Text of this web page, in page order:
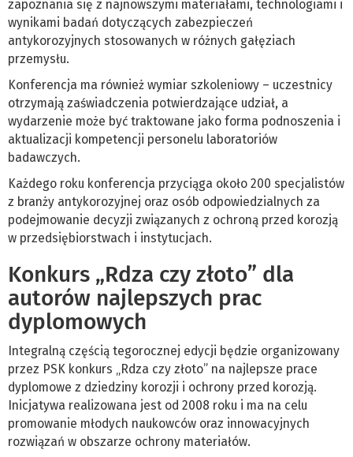
zapoznania się z najnowszymi materiałami, technologiami i
wynikami badań dotyczących zabezpieczeń
antykorozyjnych stosowanych w różnych gałęziach
przemysłu.
Konferencja ma również wymiar szkoleniowy – uczestnicy
otrzymają zaświadczenia potwierdzające udział, a
wydarzenie może być traktowane jako forma podnoszenia i
aktualizacji kompetencji personelu laboratoriów
badawczych.
Każdego roku konferencja przyciąga około 200 specjalistów
z branży antykorozyjnej oraz osób odpowiedzialnych za
podejmowanie decyzji związanych z ochroną przed korozją
w przedsiębiorstwach i instytucjach.
Konkurs „Rdza czy złoto” dla
autorów najlepszych prac
dyplomowych
Integralną częścią tegorocznej edycji będzie organizowany
przez PSK konkurs „Rdza czy złoto” na najlepsze prace
dyplomowe z dziedziny korozji i ochrony przed korozją.
Inicjatywa realizowana jest od 2008 roku i ma na celu
promowanie młodych naukowców oraz innowacyjnych
rozwiązań w obszarze ochrony materiałów.